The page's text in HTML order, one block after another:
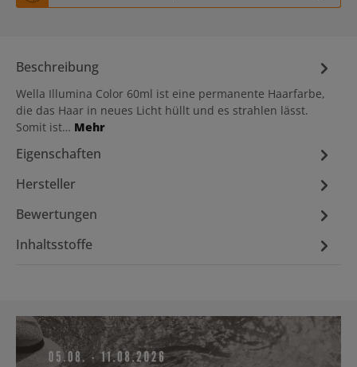
Beschreibung
Wella Illumina Color 60ml ist eine permanente Haarfarbe,
die das Haar in neues Licht hüllt und es strahlen lässt.
Somit ist… Mehr
Eigenschaften
Hersteller
Bewertungen
Inhaltsstoffe